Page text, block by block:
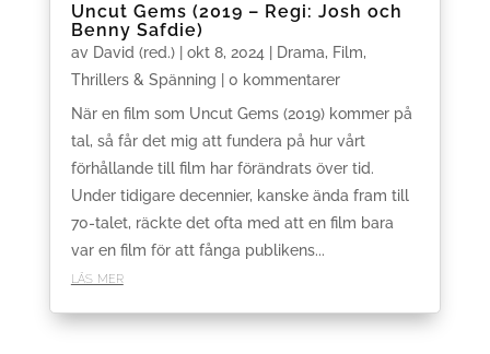
Uncut Gems (2019 – Regi: Josh och
Benny Safdie)
av David (red.)| okt 8, 2024| Drama, Film,
Thrillers & Spänning | 0 kommentarer
När en film som Uncut Gems (2019) kommer på
tal, så får det mig att fundera på hur vårt
förhållande till film har förändrats över tid.
Under tidigare decennier, kanske ända fram till
70-talet, räckte det ofta med att en film bara
var en film för att fånga publikens...
läs mer